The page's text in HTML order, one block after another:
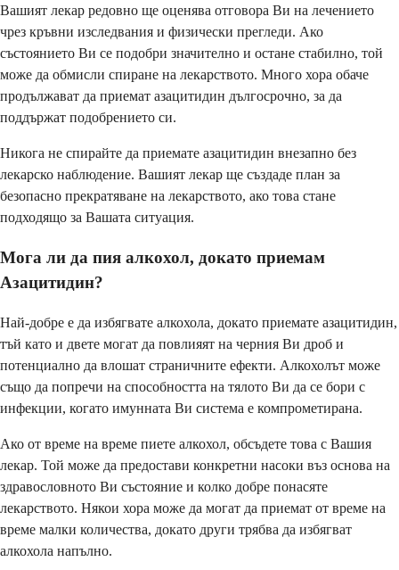
Вашият лекар редовно ще оценява отговора Ви на лечението
чрез кръвни изследвания и физически прегледи. Ако
състоянието Ви се подобри значително и остане стабилно, той
може да обмисли спиране на лекарството. Много хора обаче
продължават да приемат азацитидин дългосрочно, за да
поддържат подобрението си.
Никога не спирайте да приемате азацитидин внезапно без
лекарско наблюдение. Вашият лекар ще създаде план за
безопасно прекратяване на лекарството, ако това стане
подходящо за Вашата ситуация.
Мога ли да пия алкохол, докато приемам
Азацитидин?
Най-добре е да избягвате алкохола, докато приемате азацитидин,
тъй като и двете могат да повлияят на черния Ви дроб и
потенциално да влошат страничните ефекти. Алкохолът може
също да попречи на способността на тялото Ви да се бори с
инфекции, когато имунната Ви система е компрометирана.
Ако от време на време пиете алкохол, обсъдете това с Вашия
лекар. Той може да предостави конкретни насоки въз основа на
здравословното Ви състояние и колко добре понасяте
лекарството. Някои хора може да могат да приемат от време на
време малки количества, докато други трябва да избягват
алкохола напълно.